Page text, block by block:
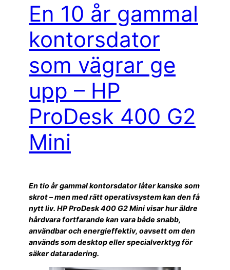
En 10 år gammal
kontorsdator
som vägrar ge
upp – HP
ProDesk 400 G2
Mini
En tio år gammal kontorsdator låter kanske som
skrot – men med rätt operativsystem kan den få
nytt liv. HP ProDesk 400 G2 Mini visar hur äldre
hårdvara fortfarande kan vara både snabb,
användbar och energieffektiv, oavsett om den
används som desktop eller specialverktyg för
säker dataradering.